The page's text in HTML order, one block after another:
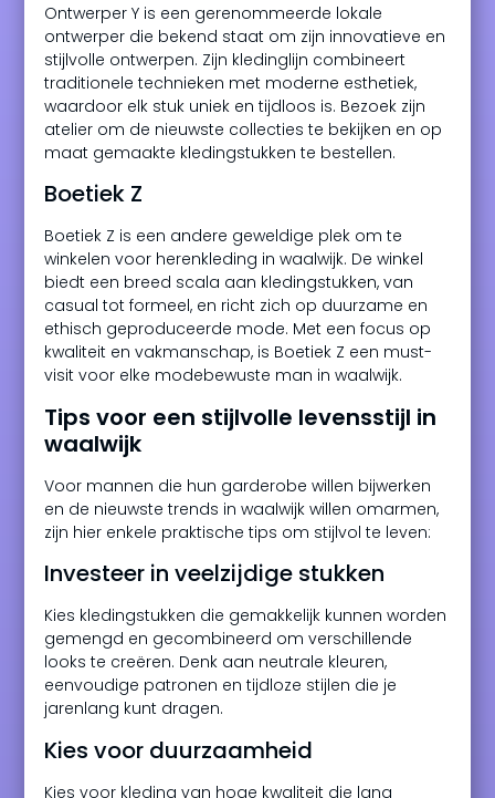
Ontwerper Y is een gerenommeerde lokale
ontwerper die bekend staat om zijn innovatieve en
stijlvolle ontwerpen. Zijn kledinglijn combineert
traditionele technieken met moderne esthetiek,
waardoor elk stuk uniek en tijdloos is. Bezoek zijn
atelier om de nieuwste collecties te bekijken en op
maat gemaakte kledingstukken te bestellen.
Boetiek Z
Boetiek Z is een andere geweldige plek om te
winkelen voor herenkleding in waalwijk. De winkel
biedt een breed scala aan kledingstukken, van
casual tot formeel, en richt zich op duurzame en
ethisch geproduceerde mode. Met een focus op
kwaliteit en vakmanschap, is Boetiek Z een must-
visit voor elke modebewuste man in waalwijk.
Tips voor een stijlvolle levensstijl in
waalwijk
Voor mannen die hun garderobe willen bijwerken
en de nieuwste trends in waalwijk willen omarmen,
zijn hier enkele praktische tips om stijlvol te leven:
Investeer in veelzijdige stukken
Kies kledingstukken die gemakkelijk kunnen worden
gemengd en gecombineerd om verschillende
looks te creëren. Denk aan neutrale kleuren,
eenvoudige patronen en tijdloze stijlen die je
jarenlang kunt dragen.
Kies voor duurzaamheid
Kies voor kleding van hoge kwaliteit die lang